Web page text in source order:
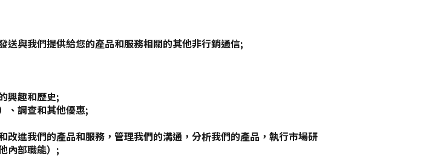
與我們提供給您的產品和服務相關的其他非行銷通信;
興趣和歷史;
、調查和其他優惠;
進我們的產品和服務，管理我們的溝通，分析我們的產品，執行市場研
內部職能）;